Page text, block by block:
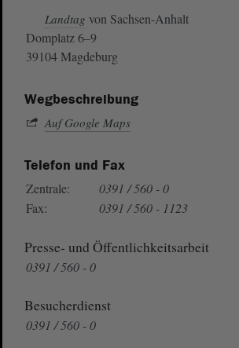
Landtag von Sachsen-Anhalt
Domplatz 6–9
39104 Magdeburg
Wegbeschreibung
Auf Google Maps
Telefon und Fax
Zentrale:
0391 / 560 - 0
Fax:
0391 / 560 - 1123
Presse- und Öffentlichkeitsarbeit
0391 / 560 - 0
Besucherdienst
0391 / 560 - 0